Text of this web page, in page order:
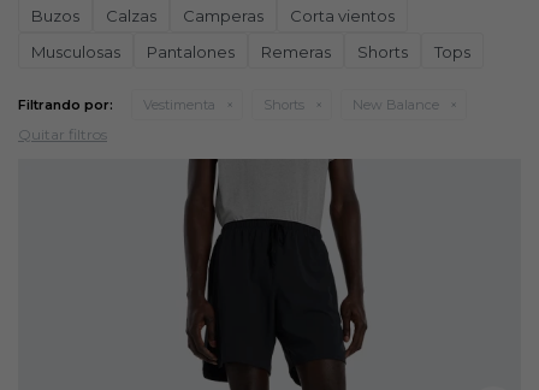
Buzos Calzas Camperas
Corta vientos
Musculosas
Pantalones Remeras Shorts Tops
Filtrando por: Vestimenta Shorts New Balance
Quitar filtros